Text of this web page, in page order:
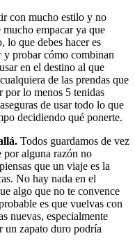
con mucho estilo y no
mucho empacar ya que
lo que debes hacer es
y probar cómo combinan
en el destino al que
de las prendas que
lo menos 5 tenidas
de usar todo lo que
decidiendo qué ponerte.
Todos guardamos de vez
por alguna razón no
que un viaje es la
No hay nada en el
algo que no te convence
es que vuelvas con
nuevas, especialmente
un zapato duro podría